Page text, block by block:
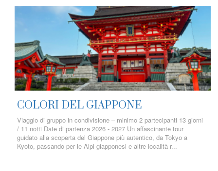
COLORI DEL GIAPPONE
Viaggio di gruppo in condivisione – minimo 2 partecipanti 13 giorni
/ 11 notti Date di partenza 2026 - 2027 Un affascinante tour
guidato alla scoperta del Giappone più autentico, da Tokyo a
Kyoto, passando per le Alpi giapponesi e altre località r...